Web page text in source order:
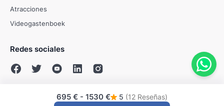
695 € - 1530 € 5 (12 Reseñas)
Atracciones
Videogastenboek
Redes sociales